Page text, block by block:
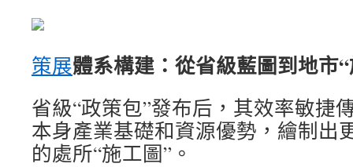
策展體系構建：從省級藍圖到地市
省級“政策包”發布后，其效率敏捷
本身產業基礎和資源優勢，繪制出
的處所“施工圖”。